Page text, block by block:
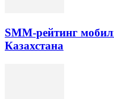
SMM-рейтинг
Казахстана